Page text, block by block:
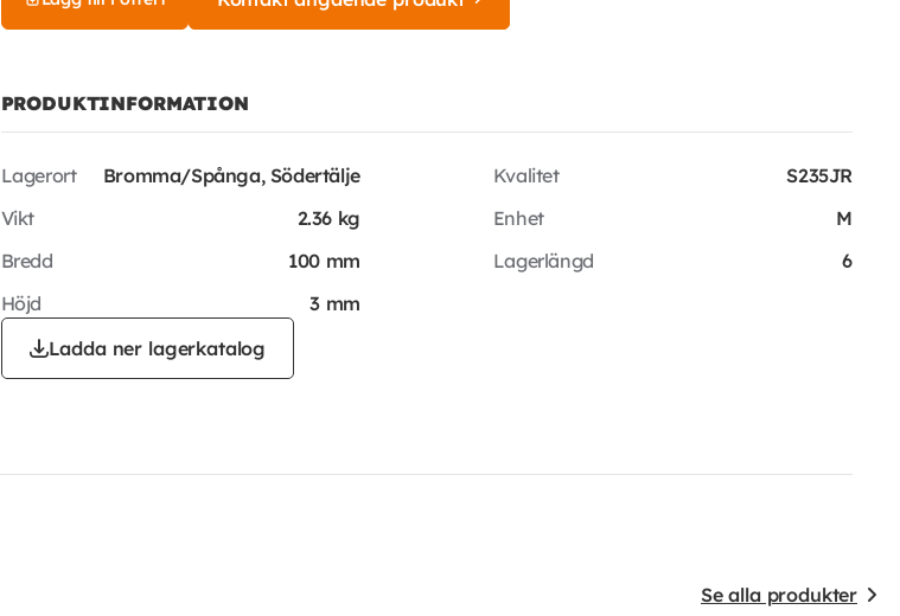
PRODUKTINFORMATION
Lagerort
Bromma/Spånga, Södertälje
Vikt
2.36 kg
Bredd
100 mm
Höjd
3 mm
Kvalitet
S235JR
Enhet
M
Lagerlängd
6
Ladda ner lagerkatalog
Se alla produkter